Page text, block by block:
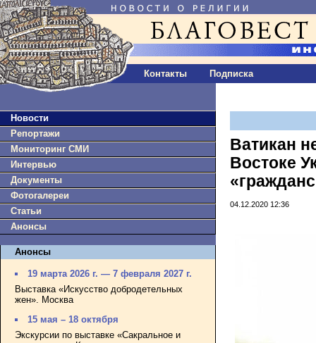
Контакты Подписка
Новости
Репортажи
Мониторинг СМИ
Интервью
Документы
Фотогалереи
Статьи
Анонсы
Анонсы
19 марта 2026 г. — 7 февраля 2027 г.
Выставка «Искусство добродетельных
жен». Москва
15 мая – 18 октября
Экскурсии по выставке «Сакральное и
Ватикан
Востоке
04.12.2020 12:36